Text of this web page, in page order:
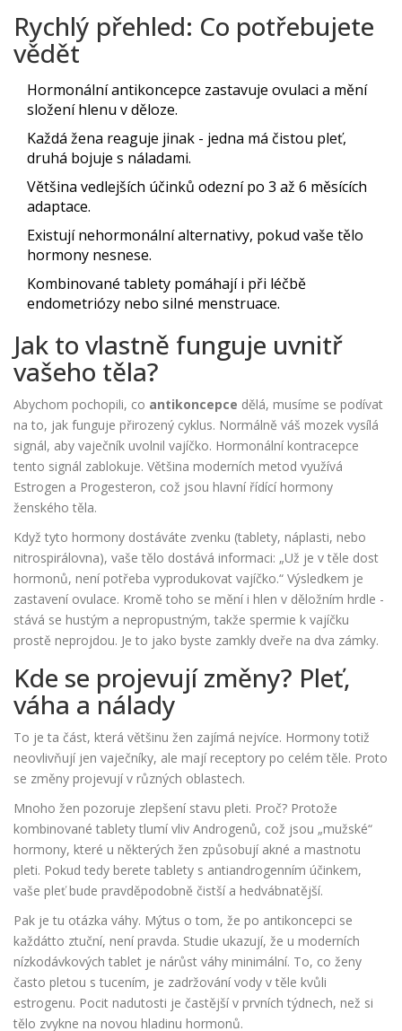
Rychlý přehled: Co potřebujete
vědět
Hormonální antikoncepce zastavuje ovulaci a mění
složení hlenu v děloze.
Každá žena reaguje jinak - jedna má čistou pleť,
druhá bojuje s náladami.
Většina vedlejších účinků odezní po 3 až 6 měsících
adaptace.
Existují nehormonální alternativy, pokud vaše tělo
hormony nesnese.
Kombinované tablety pomáhají i při léčbě
endometriózy nebo silné menstruace.
Jak to vlastně funguje uvnitř
vašeho těla?
Abychom pochopili, co antikoncepce dělá, musíme se podívat
na to, jak funguje přirozený cyklus. Normálně váš mozek vysílá
signál, aby vaječník uvolnil vajíčko. Hormonální kontracepce
tento signál zablokuje. Většina moderních metod využívá
Estrogen a Progesteron, což jsou hlavní řídící hormony
ženského těla.
Když tyto hormony dostáváte zvenku (tablety, náplasti, nebo
nitrospirálovna), vaše tělo dostává informaci: „Už je v těle dost
hormonů, není potřeba vyprodukovat vajíčko.“ Výsledkem je
zastavení ovulace. Kromě toho se mění i hlen v děložním hrdle -
stává se hustým a nepropustným, takže spermie k vajíčku
prostě neprojdou. Je to jako byste zamkly dveře na dva zámky.
Kde se projevují změny? Pleť,
váha a nálady
To je ta část, která většinu žen zajímá nejvíce. Hormony totiž
neovlivňují jen vaječníky, ale mají receptory po celém těle. Proto
se změny projevují v různých oblastech.
Mnoho žen pozoruje zlepšení stavu pleti. Proč? Protože
kombinované tablety tlumí vliv Androgenů, což jsou „mužské“
hormony, které u některých žen způsobují akné a mastnotu
pleti. Pokud tedy berete tablety s antiandrogenním účinkem,
vaše pleť bude pravděpodobně čistší a hedvábnatější.
Pak je tu otázka váhy. Mýtus o tom, že po antikoncepci se
každátto ztuční, není pravda. Studie ukazují, že u moderních
nízkodávkových tablet je nárůst váhy minimální. To, co ženy
často pletou s tucením, je zadržování vody v těle kvůli
estrogenu. Pocit nadutosti je častější v prvních týdnech, než si
tělo zvykne na novou hladinu hormonů.